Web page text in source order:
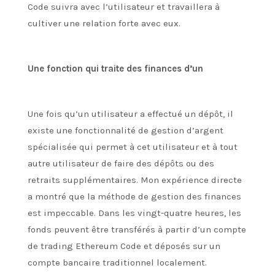
Code suivra avec l’utilisateur et travaillera à
cultiver une relation forte avec eux.
Une fonction qui traite des finances d’un
Une fois qu’un utilisateur a effectué un dépôt, il
existe une fonctionnalité de gestion d’argent
spécialisée qui permet à cet utilisateur et à tout
autre utilisateur de faire des dépôts ou des
retraits supplémentaires. Mon expérience directe
a montré que la méthode de gestion des finances
est impeccable. Dans les vingt-quatre heures, les
fonds peuvent être transférés à partir d’un compte
de trading Ethereum Code et déposés sur un
compte bancaire traditionnel localement.